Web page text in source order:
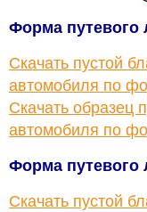
Форма путевого
Скачать пустой
автомобиля по
Скачать образец
автомобиля по
Форма путевого
Скачать пустой